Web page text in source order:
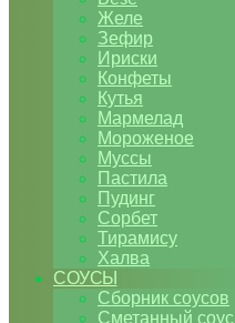
Желе
Зефир
Ириски
Конфеты
Кутья
Мармелад
Мороженое
Муссы
Пастила
Пудинг
Сорбет
Тирамису
Халва
СОУСЫ
Сборник соусов
Сметанный соус